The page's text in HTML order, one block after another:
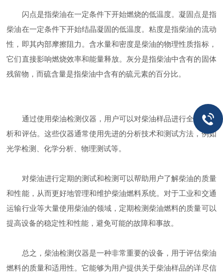
闪点是指柴油在一定条件下开始燃烧的低温度。凝固点是指
柴油在一定条件下开始结晶凝固的低温度。粘度是指柴油的流动
性，即其内部摩擦阻力。含水量和密度是柴油的物理性质指标，
它们直接影响燃烧效率和能量释放。灰分是指柴油中含有的固体
残留物，而硫含量是指柴油中含有的硫元素的百分比。
通过使用柴油检测仪器，用户可以对柴油样品进行全面的分
析和评估。这些仪器通常使用先进的分析技术和测试方法，例如
光学检测、化学分析、物理测试等。
对柴油进行定期的测试和检测可以帮助用户了解柴油的质量
和性能，从而更好地管理和维护柴油燃料系统。对于工业和交通
运输行业等大量使用柴油的领域，定期检测柴油燃料的质量可以
提高设备的稳定性和性能，避免可能的故障和事故。
总之，柴油检测仪器是一种非常重要的设备，用于评估柴油
燃料的质量和适用性。它能够为用户提供关于柴油样品的详尽信